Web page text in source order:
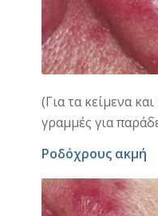
(Για τα κείμενα
γραμμές για
Ροδόχρους ακμή